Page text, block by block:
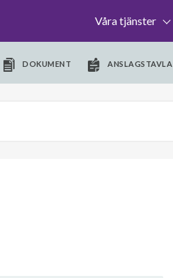
Våra tjänster
DOKUMENT ANSLAGSTAVLA